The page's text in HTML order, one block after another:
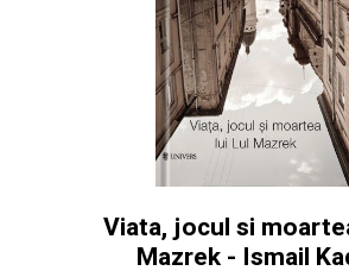
Viata, jocul si
Mazrek - Ismail